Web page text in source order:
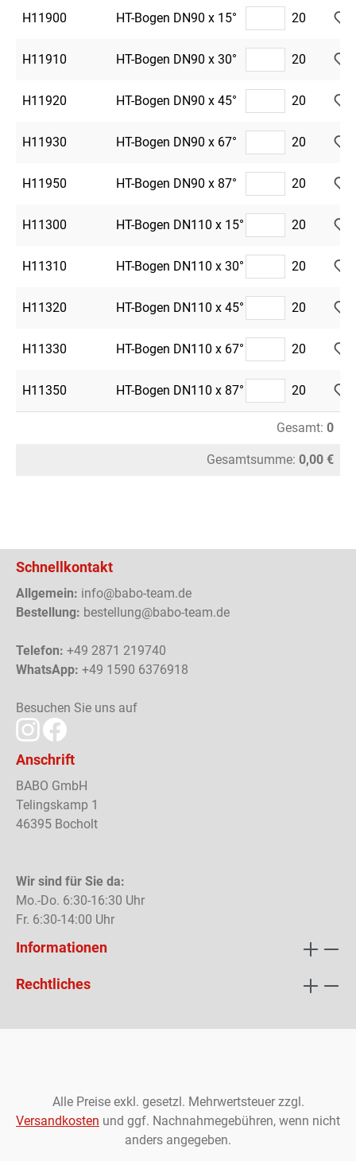
H11900 HT-Bogen DN90 x 15° 20
H11910 HT-Bogen DN90 x 30° 20
H11920 HT-Bogen DN90 x 45° 20
H11930 HT-Bogen DN90 x 67° 20
H11950 HT-Bogen DN90 x 87° 20
H11300 HT-Bogen DN110 x 15° 20
H11310 HT-Bogen DN110 x 30° 20
H11320 HT-Bogen DN110 x 45° 20
H11330 HT-Bogen DN110 x 67° 20
H11350 HT-Bogen DN110 x 87° 20
Gesamt: 0
Gesamtsumme: 0,00 €
Schnellkontakt
Allgemein: info@babo-team.de
Bestellung: bestellung@babo-team.de
Telefon: +49 2871 219740
WhatsApp: +49 1590 6376918
Besuchen Sie uns auf
Anschrift
BABO GmbH
Telingskamp 1
46395 Bocholt
Wir sind für Sie da:
Mo.-Do. 6:30-16:30 Uhr
Fr. 6:30-14:00 Uhr
Informationen
Rechtliches
Alle Preise exkl. gesetzl. Mehrwertsteuer zzgl.
Versandkosten und ggf. Nachnahmegebühren, wenn nicht
anders angegeben.